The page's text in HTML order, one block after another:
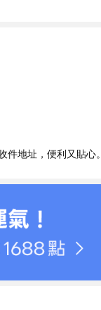
地址，便利又貼心。